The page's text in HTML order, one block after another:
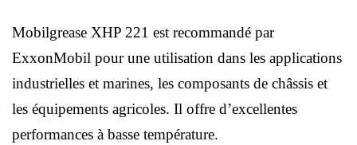
Mobilgrease XHP 221 est recommandé par
ExxonMobil pour une utilisation dans les applications
industrielles et marines, les composants de châssis et
les équipements agricoles. Il offre d’excellentes
performances à basse température.